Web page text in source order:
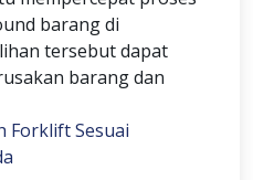
barang di
tersebut dapat
barang dan
Forklift Sesuai